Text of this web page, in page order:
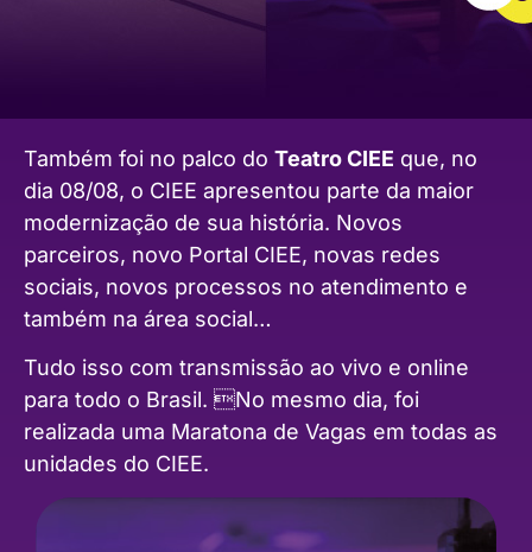
Também foi no palco do Teatro CIEE que, no
dia 08/08, o CIEE apresentou parte da maior
modernização de sua história. Novos
parceiros, novo Portal CIEE, novas redes
sociais, novos processos no atendimento e
também na área social…
Tudo isso com transmissão ao vivo e online
para todo o Brasil. No mesmo dia, foi
realizada uma Maratona de Vagas em todas as
unidades do CIEE.